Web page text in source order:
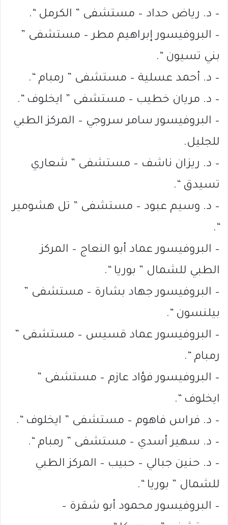
– د. رياض حداد – مستشفى ” الكرمل “.
– البروفيسور إبراهيم مطر – مستشفى ”
بني تسيون “.
– د. أحمد عسلية – مستشفى ” رمبام “.
– د. مريان خطيب – مستشفى ” ايخلوف “.
– البروفيسور سامر سروجي – المركز الطبي
للجليل.
– د. ريزان ناشف – مستشفى ” شعاري
تسيدق “.
– د. وسيم عبود – مستشفى ” تل هشومير
“.
– البروفيسور عماد أبو النعاج – المركز
الطبي للشمال ” بوريا “.
– البروفيسور جهاد بشارة – مستشفى ”
بيلنسون “.
– البروفيسور عماد قسيس – مستشفى ”
رمبام “.
– البروفيسور فؤاد عازم – مستشفى ”
ايخلوف “.
– د. فراس فاهوم – مستشفى ” ايخلوف “.
– د. سهير أسدي – مستشفى ” رمبام “.
– د. حنين جبالي – حبيب – المركز الطبي
للشمال ” بوريا “.
– البروفيسور محمود أبو شقرة –